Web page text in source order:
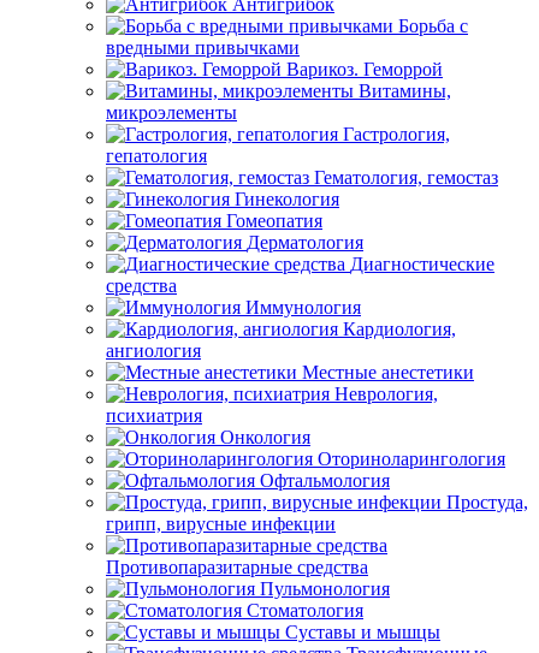
Антигрибок
Борьба с
вредными привычками
Варикоз. Геморрой
Витамины,
микроэлементы
Гастрология,
гепатология
Гематология, гемостаз
Гинекология
Гомеопатия
Дерматология
Диагностические
средства
Иммунология
Кардиология,
ангиология
Местные анестетики
Неврология,
психиатрия
Онкология
Оториноларингология
Офтальмология
Простуда,
грипп, вирусные инфекции
Противопаразитарные средства
Пульмонология
Стоматология
Суставы и мышцы